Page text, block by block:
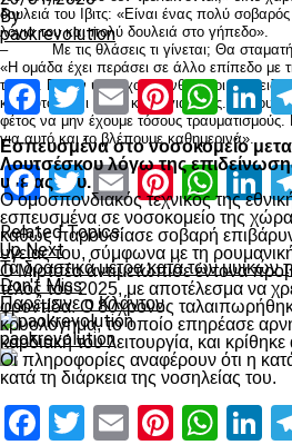
δουλειά του Ιβιτς: «Είναι ένας πολύ
λόγια του και πολύ δουλειά στο γήπεδο».
– Με τις θλάσεις τι γίνεται; Θα
«Η ομάδα έχει περάσει σε άλλο επίπεδο με
τομείς. Πλέον υπάρχουν άνθρωποι που
και αυτό είναι πολύ καλό για εμάς. Κάνουν
φέτος να μην έχουμε τόσους τραυματισμούς.
για αυτό και το βλέπουμε καθημερινά».
Facebook
Twitter
Email
Related Topics:
Up Next
Τα δραστικά μέτρα κατά των μυικών
Don't Miss
Παρέμεινε ο Κλάντον
paokrevolution
By
paokrevolution
Facebook
Twitter
Email
Εσπευσμένα στο νοσοκομείο
Λουτσέσκου λόγω της
υγείας του.
Ο ομοσπονδιακός τεχνικός της
εσπευσμένα σε νοσοκομείο της
καθώς παρουσίασε σοβαρή
υγείας του, σύμφωνα με τη
Ο Μιρτσέα αντιμετώπισε έντονα
τέλος του 2025, με αποτέλεσμα να
φροντίδα. Ο 80χρονος
κρυολόγημα, το οποίο επηρέασε
καρδιακή του λειτουργία, και
Οι πληροφορίες αναφέρουν ότι η
κατά τη διάρκεια της νοσηλείας του.
Facebook
Twitter
Email